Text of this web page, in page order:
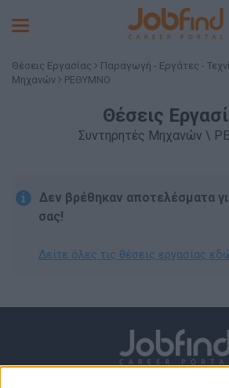
Toggle
Θέσεις Εργασίας Παραγωγή - Εργάτες -
Μηχανών
ΡΕΘΥΜΝΟ
Θέσεις
Συντηρητές Μηχανών \
Δεν βρέθηκαν αποτελέσματα
σας!
Δείτε όλες τις θέσεις εργασίας